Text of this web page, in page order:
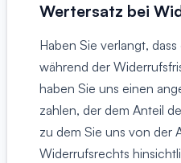
Wertersatz bei
Haben Sie verlangt,
während der
haben Sie uns einen
zahlen, der dem Anteil
zu dem Sie uns von der
Widerrufsrechts